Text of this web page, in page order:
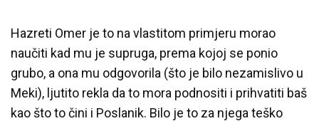
Hazreti Omer je to na vlastitom primjeru morao
naučiti kad mu je supruga, prema kojoj se ponio
grubo, a ona mu odgovorila (što je bilo nezamislivo u
Meki), ljutito rekla da to mora podnositi i prihvatiti baš
kao što to čini i Poslanik. Bilo je to za njega teško